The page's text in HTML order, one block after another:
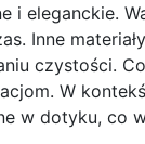
i eleganckie.
Inne
czystości.
W
w dotyku, co